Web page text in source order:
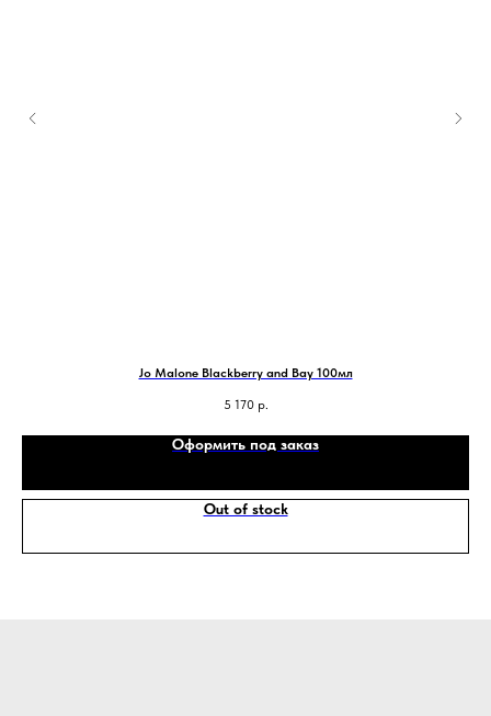
Jo Malone Blackberry and Bay 100мл
5 170 р.
Оформить под заказ
Out of stock